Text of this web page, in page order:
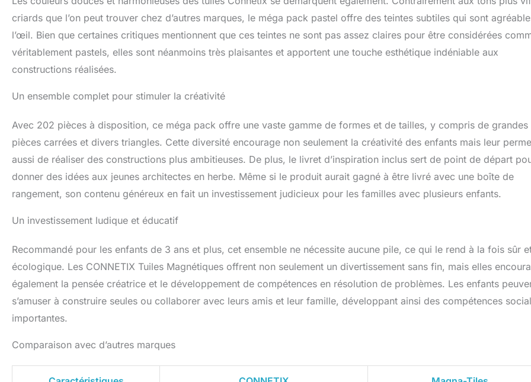
phtalate, scellé aux ultrasons et rivetés pour plus de sécurité. Recommandé pour
et apprécié par les constructeurs âgés de 3 à 100 ans.
criards que l’on peut trouver chez d’autres marques, le méga pack pastel offre des teintes subtiles qui sont
l’œil. Bien que certaines critiques mentionnent que ces teintes ne sont pas assez claires pour être considérées
véritablement pastels, elles sont néanmoins très plaisantes et apportent une touche esthétique indéniable aux
constructions réalisées.
Un ensemble complet pour stimuler la créativité
Avec 202 pièces à disposition, ce méga pack offre une vaste gamme de formes et de tailles, y compris de grandes
pièces carrées et divers triangles. Cette diversité encourage non seulement la créativité des enfants mais leur
aussi de réaliser des constructions plus ambitieuses. De plus, le livret d’inspiration inclus sert de point de départ
donner des idées aux jeunes architectes en herbe. Même si le produit aurait gagné à être livré avec une boîte de
rangement, son contenu généreux en fait un investissement judicieux pour les familles avec plusieurs enfants.
Un investissement ludique et éducatif
Recommandé pour les enfants de 3 ans et plus, cet ensemble ne nécessite aucune pile, ce qui le rend à la fois sûr
écologique. Les CONNETIX Tuiles Magnétiques offrent non seulement un divertissement sans fin, mais elles
également la pensée créatrice et le développement de compétences en résolution de problèmes. Les enfants
s’amuser à construire seules ou collaborer avec leurs amis et leur famille, développant ainsi des compétences
importantes.
Comparaison avec d’autres marques